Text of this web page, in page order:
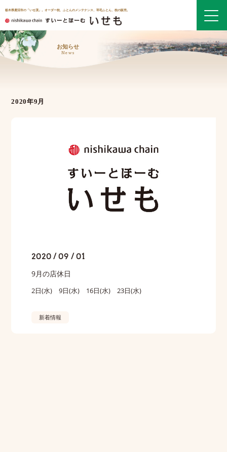
栃木県鹿沼市の「いせ茂」。オーダー枕、ふとんのメンテナンス、羽毛ふとん、枕の販売。
お知らせ
News
2020年9月
2020 / 09 / 01
9月の店休日
2日(水) 9日(水) 16日(水) 23日(水)
新着情報